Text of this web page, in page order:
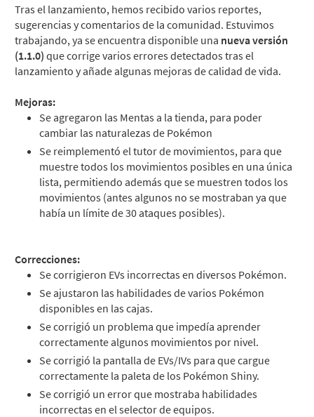
Tras el lanzamiento, hemos recibido varios reportes,
sugerencias y comentarios de la comunidad. Estuvimos
trabajando, ya se encuentra disponible una nueva versión
(1.1.0) que corrige varios errores detectados tras el
lanzamiento y añade algunas mejoras de calidad de vida.
Mejoras:
Se agregaron las Mentas a la tienda, para poder
cambiar las naturalezas de Pokémon
Se reimplementó el tutor de movimientos, para que
muestre todos los movimientos posibles en una única
lista, permitiendo además que se muestren todos los
movimientos (antes algunos no se mostraban ya que
había un límite de 30 ataques posibles).
Correcciones:
Se corrigieron EVs incorrectas en diversos Pokémon.
Se ajustaron las habilidades de varios Pokémon
disponibles en las cajas.
Se corrigió un problema que impedía aprender
correctamente algunos movimientos por nivel.
Se corrigió la pantalla de EVs/IVs para que cargue
correctamente la paleta de los Pokémon Shiny.
Se corrigió un error que mostraba habilidades
incorrectas en el selector de equipos.